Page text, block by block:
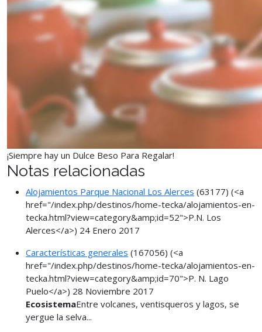
¡Siempre hay un Dulce Beso Para Regalar!
Notas relacionadas
Alojamientos Parque Nacional Los Alerces (63177) (<a
href="/index.php/destinos/home-tecka/alojamientos-en-
tecka.html?view=category&amp;id=52">P.N. Los
Alerces</a>) 24 Enero 2017
Características generales (167056) (<a
href="/index.php/destinos/home-tecka/alojamientos-en-
tecka.html?view=category&amp;id=70">P. N. Lago
Puelo</a>) 28 Noviembre 2017
EcosistemaEntre volcanes, ventisqueros y lagos, se
yergue la selva...